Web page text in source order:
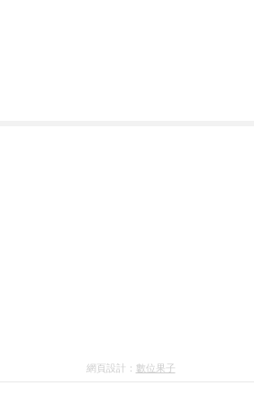
網頁設計： 數位果子